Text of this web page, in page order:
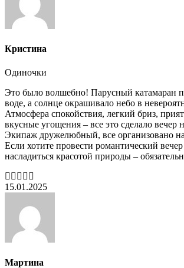
Кристина
Одиночки
Это было волшебно! Парусный катамаран
воде, а солнце окрашивало небо в
Атмосфера спокойствия, легкий бриз,
вкусные угощения – все это сделало вечер
Экипаж дружелюбный, все организовано
Если хотите провести романтический
насладиться красотой природы –
15.01.2025
Мартина